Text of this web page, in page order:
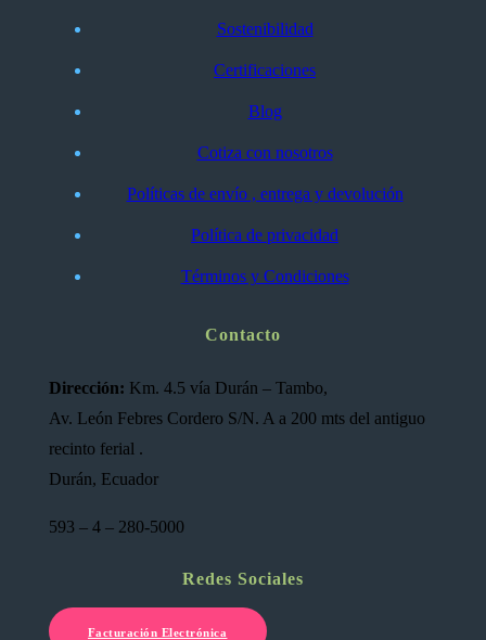
Sostenibilidad
Certificaciones
Blog
Cotiza con nosotros
Políticas de envío , entrega y devolución
Política de privacidad
Términos y Condiciones
Contacto
Dirección: Km. 4.5 vía Durán – Tambo,
Av. León Febres Cordero S/N. A a 200 mts del antiguo
recinto ferial .
Durán, Ecuador
593 – 4 – 280-5000
Redes Sociales
Facturación Electrónica